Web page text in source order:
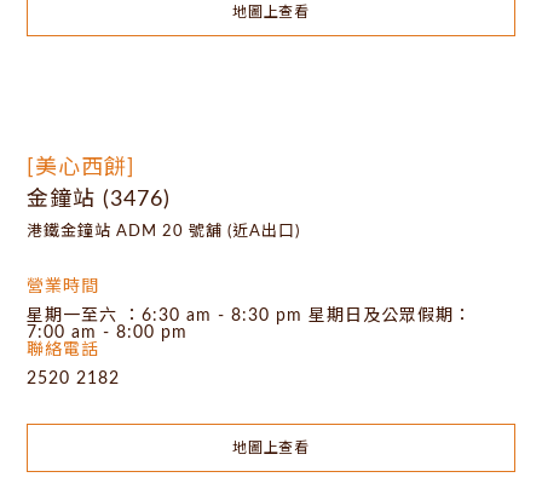
地圖上查看
[美心西餅]
金鐘站 (3476)
港鐵金鐘站 ADM 20 號舖 (近A出口)
營業時間
星期一至六 ：6:30 am - 8:30 pm 星期日及公眾假期：
7:00 am - 8:00 pm
聯絡電話
2520 2182
地圖上查看